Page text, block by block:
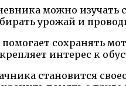
можно изучать
урожай и
сохранять
интерес к
становится